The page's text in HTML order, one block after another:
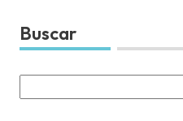
Buscar
for: